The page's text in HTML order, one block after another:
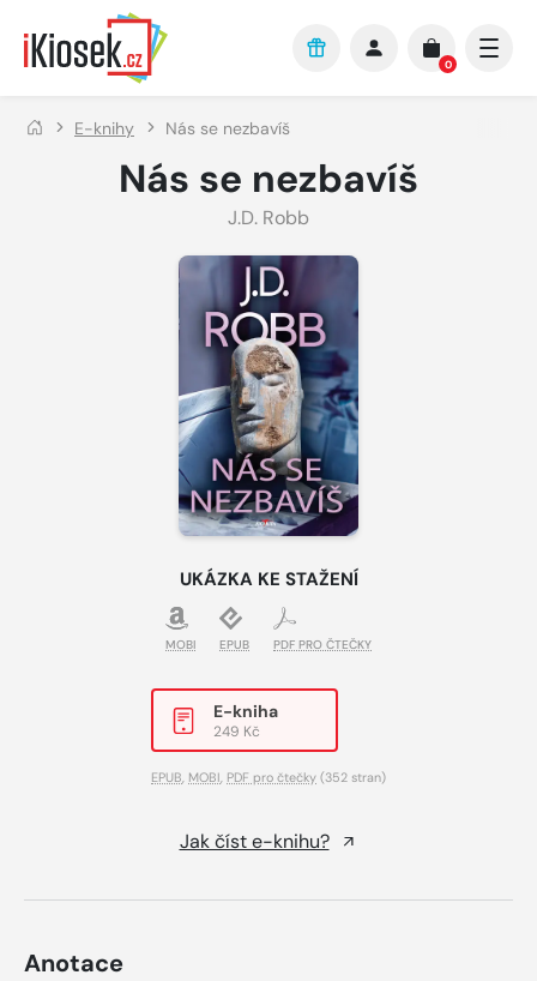
Přejít na hlavní obsah
0
E-knihy Nás se nezbavíš
Nás se nezbavíš
J.D. Robb
UKÁZKA KE STAŽENÍ
MOBI EPUB PDF PRO ČTEČKY
E-kniha
249 Kč
EPUB, MOBI, PDF pro čtečky (352 stran)
Jak číst e-knihu?
Anotace